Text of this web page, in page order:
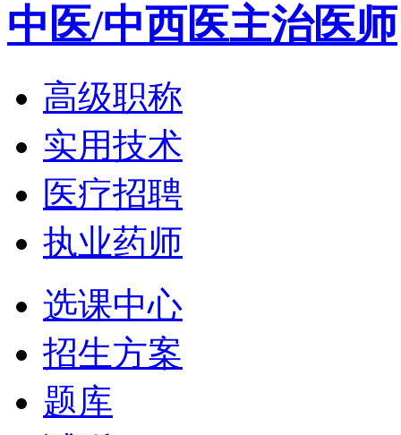
中医/中西医主治医师
高级职称
实用技术
医疗招聘
执业药师
选课中心
招生方案
题库